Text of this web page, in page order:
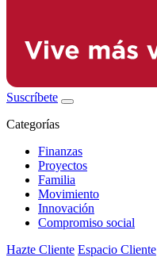
Suscríbete
Categorías
Finanzas
Proyectos
Familia
Movimiento
Innovación
Compromiso social
Hazte Cliente Espacio Cliente